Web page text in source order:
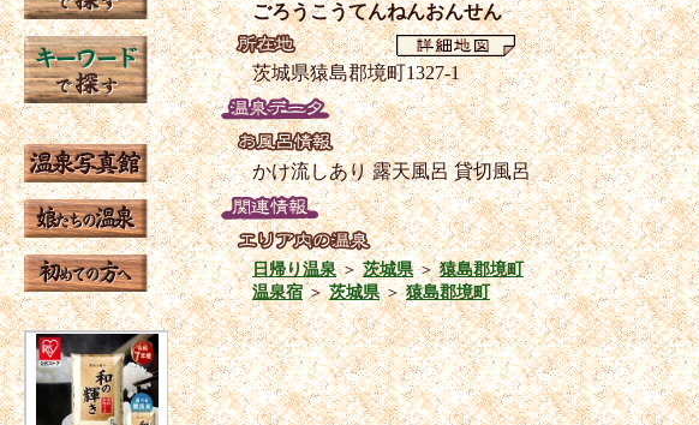
ごろうこうてんねんおんせん
茨城県猿島郡境町1327-1
かけ流しあり露天風呂貸切風呂
日帰り温泉＞茨城県＞猿島郡境町
温泉宿＞茨城県＞猿島郡境町